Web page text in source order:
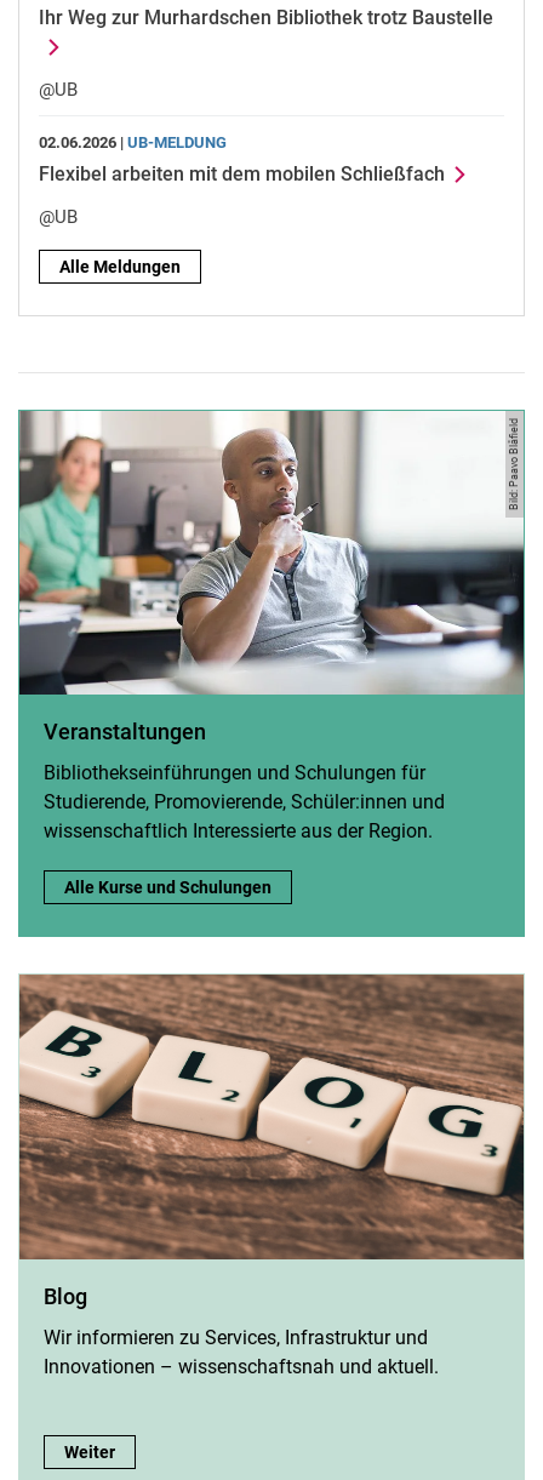
Ihr Weg zur Murhardschen Bibliothek trotz Baustelle
@UB
02.06.2026 | UB-MELDUNG
Flexibel arbeiten mit dem mobilen Schließfach
@UB
Alle Meldungen
Bild: Paavo Blåfield
Veranstaltungen
Bibliothekseinführungen und Schulungen für
Studierende, Promovierende, Schüler:innen und
wissenschaftlich Interessierte aus der Region.
Veranstaltungen:
Alle Kurse und Schulungen
Blog
Wir informieren zu Services, Infrastruktur und
Innovationen – wissenschaftsnah und aktuell.
Blog:
Weiter